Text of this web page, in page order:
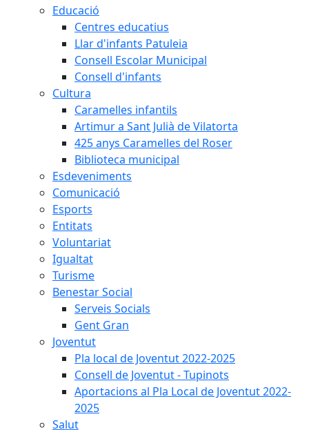
Educació
Centres educatius
Llar d'infants Patuleia
Consell Escolar Municipal
Consell d'infants
Cultura
Caramelles infantils
Artimur a Sant Julià de Vilatorta
425 anys Caramelles del Roser
Biblioteca municipal
Esdeveniments
Comunicació
Esports
Entitats
Voluntariat
Igualtat
Turisme
Benestar Social
Serveis Socials
Gent Gran
Joventut
Pla local de Joventut 2022-2025
Consell de Joventut - Tupinots
Aportacions al Pla Local de Joventut 2022-
2025
Salut